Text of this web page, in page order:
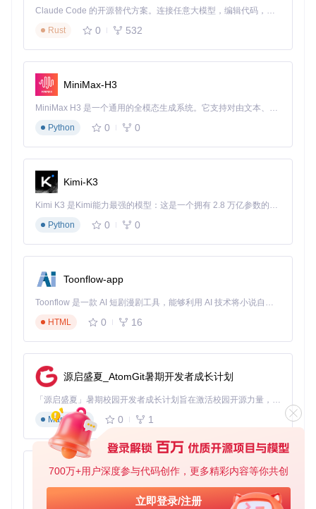
700万+用户深度参与代码创作，更多精彩内容等你共创
立即登录/注册
点击左下角锁形图标解锁设置（需管理员密码）
在"通用"标签页中找到"系统软件来自开发者..."提示
重启应用使设置生效
⚠️ 注意：macOS Sierra及以上版本需要先将应用移至应用程
场景适配：不同设备的定制化方案
笔记本用户：移动办公的温度控制
对于MacBook用户，建议：
启用"电池保护模式"：在电量低于20%时自动禁用Turbo Bo
设置"电源适配器模式"：仅在连接电源时启用Turbo Boost
台式机用户：性能与安静的平衡
iMac或Mac mini用户可采用：
自定义温度阈值：当CPU温度超过70°C时自动禁用超频
夜间模式设置：22:00至次日8:00自动切换至静音模式
Mac Pro用户处理视频渲染等重任务时：
创建应用配置文件：为Final Cut Pro等专业软件单独设置Tu
rbo Boost规则
启用温度预警：当核心温度超过85°C时发送通知
配置定时休息：每小时自动禁用Turbo Boost5分钟，让处理
器降温
Claude Code 的开源替代方案。连接任意大模型，编辑代码，运行命令，自动验证 — 全自动执行。用 Rust 构建，极致性能。 ｜ An open-source alternative to Claude Code. Connect any LLM, edit code, run commands, and verify changes — autonomously. Built in Rust for speed. Get Started
Rust
0 532
MiniMax-H3
MiniMax H3 是一个通用的全模态生成系统。它支持对由文本、图像、视频和音频组成的多模态上下文进行统一理解，并能生成分辨率高达 2K、时长可达 15 秒的带原生立体声音频的视频。得益于面向任务泛化的系统设计，H3 在预训练阶段就已具备广泛的多模态上下文理解与生成能力，能够出色地执行复杂的多模态指令。
Python
0 0
Kimi-K3
Kimi K3 是Kimi能力最强的模型：这是一个拥有 2.8 万亿参数的混合专家（MoE）模型，具备原生视觉理解能力，并支持 100 万 token 的上下文窗口。
Python
0 0
Toonflow-app
Toonflow 是一款 AI 短剧漫剧工具，能够利用 AI 技术将小说自动转化为剧本，并结合 AI 生成的图片和视频，实现高效的短剧创作。借助 Toonflow，可以轻松完成从文字到影像的全流程，让短剧制作变得更加智能与便捷。
HTML
0 16
源启盛夏_AtomGit暑期开发者成长计划
「源启盛夏」暑期校园开发者成长计划旨在激活校园开源力量，通过积分激励、认证扶持、资源倾斜等形式，引导高校组织和开发者完成「入驻 — 建项目 — 做贡献 — 获认证 — 得资源」的完整闭环。无论你是想带领社团入驻平台的组织者，还是希望用代码贡献证明自己的开发者，都能在这里找到属于你的成长路径。
Markdown
0 1
AionUi
免费、本地、开源的 24/7 全天候 Cowork 应用，以及适用于 Gemini CLI、Claude Code、Codex、OpenCode、Qwen Code、Goose CLI、Auggie 等的 OpenClaw | 🌟 喜欢就点star吧